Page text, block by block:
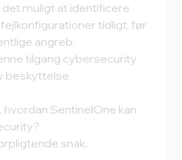
det muligt at identificere
tidligt, før
angreb.
tilgang cybersecurity
beskyttelse.
hvordan SentinelOne kan
snak.